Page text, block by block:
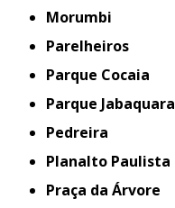
Morumbi
Parelheiros
Parque Cocaia
Parque Jabaquara
Pedreira
Planalto Paulista
Praça da Árvore